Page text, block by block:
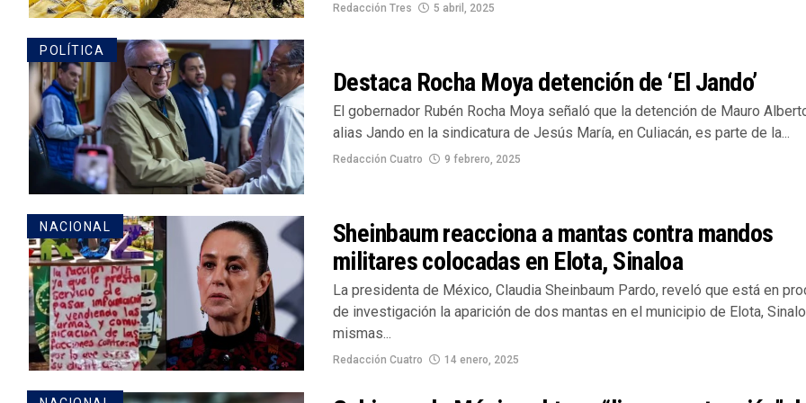
Redacción Tres 5 abril, 2025
POLÍTICA
Destaca Rocha Moya detención de ‘El Jando’
El gobernador Rubén Rocha Moya señaló que la detención de Mauro
alias Jando en la sindicatura de Jesús María, en Culiacán, es parte de la...
Redacción Cuatro 9 febrero, 2025
NACIONAL
Sheinbaum reacciona a mantas contra mandos
militares colocadas en Elota, Sinaloa
La presidenta de México, Claudia Sheinbaum Pardo, reveló que está en
de investigación la aparición de dos mantas en el municipio de Elota,
mismas...
Redacción Cuatro 14 enero, 2025